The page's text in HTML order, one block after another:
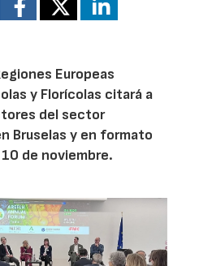
Europeas
y Florícolas citará a
del sector
Bruselas y en formato
de noviembre.